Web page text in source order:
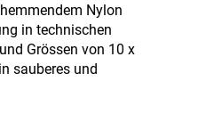
Nylon
in technischen
Grössen von 10 x
sauberes und